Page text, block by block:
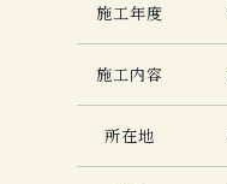
施工年度
施工内容
所在地